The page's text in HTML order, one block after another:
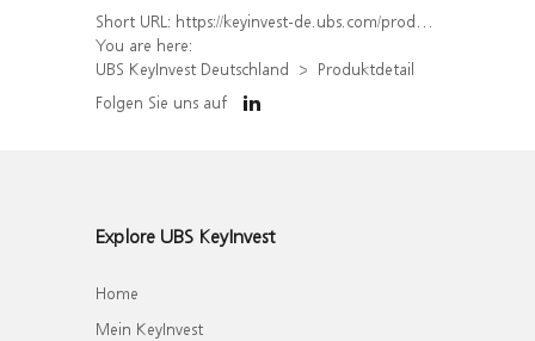
Short URL: https://keyinvest-de.ubs.com/produkt/detail/index/isin/DE000WA4HUX8
You are here:
UBS KeyInvest Deutschland
Produktdetail
Folgen Sie uns auf
Explore UBS KeyInvest
Home
Mein KeyInvest